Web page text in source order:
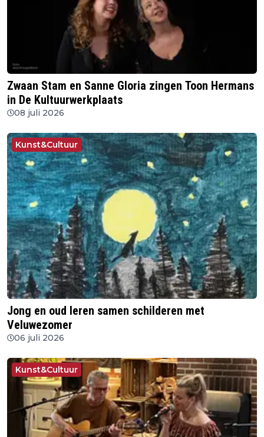
Zwaan Stam en Sanne Gloria zingen Toon Hermans
in De Kultuurwerkplaats
08 juli 2026
Kunst&Cultuur
Jong en oud leren samen schilderen met
Veluwezomer
06 juli 2026
Kunst&Cultuur